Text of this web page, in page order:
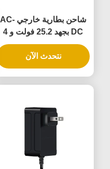
شاحن بطارية خارجي AC-
DC بجهد 25.2 فولت و 4
أمبير لبطاريات 18650، مع
مادة مقاومة للحريق من
البولي كربونات (PC)
نتحدث الآن